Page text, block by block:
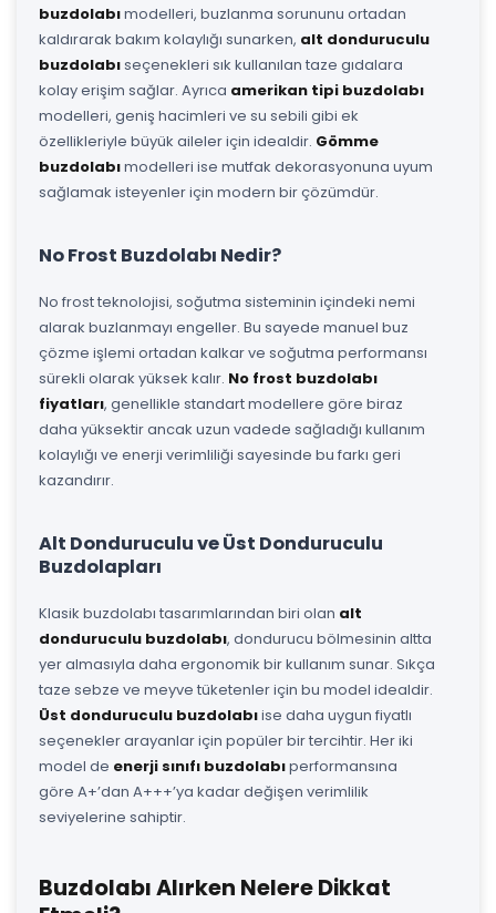
buzdolabımodelleri, buzlanma sorununu ortadan
kaldırarak bakım kolaylığı sunarken, alt donduruculu
buzdolabıseçenekleri sık kullanılan taze gıdalara
kolay erişim sağlar. Ayrıca amerikan tipi buzdolabı
modelleri, geniş hacimleri ve su sebili gibi ek
özellikleriyle büyük aileler için idealdir. Gömme
buzdolabımodelleri ise mutfak dekorasyonuna uyum
sağlamak isteyenler için modern bir çözümdür.
No Frost Buzdolabı Nedir?
No frost teknolojisi, soğutma sisteminin içindeki nemi
alarak buzlanmayı engeller. Bu sayede manuel buz
çözme işlemi ortadan kalkar ve soğutma performansı
sürekli olarak yüksek kalır. No frost buzdolabı
fiyatları, genellikle standart modellere göre biraz
daha yüksektir ancak uzun vadede sağladığı kullanım
kolaylığı ve enerji verimliliği sayesinde bu farkı geri
kazandırır.
Alt Donduruculu ve Üst Donduruculu
Buzdolapları
Klasik buzdolabı tasarımlarından biri olan alt
donduruculu buzdolabı, dondurucu bölmesinin altta
yer almasıyla daha ergonomik bir kullanım sunar. Sıkça
taze sebze ve meyve tüketenler için bu model idealdir.
Üst donduruculu buzdolabıise daha uygun fiyatlı
seçenekler arayanlar için popüler bir tercihtir. Her iki
model de enerji sınıfı buzdolabıperformansına
göre A+’dan A+++’ya kadar değişen verimlilik
seviyelerine sahiptir.
Buzdolabı Alırken Nelere Dikkat